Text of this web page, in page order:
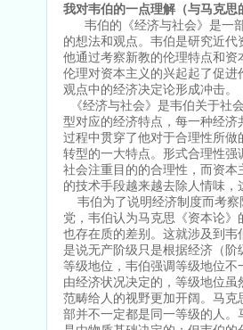
我对韦伯的一点理解（与马克思
韦伯的《经济与社会》是一部
的想法和观点。韦伯是研究近
他通过考察新教的伦理特点和
伦理对资本主义的兴起起了促
观点中的经济决定论形成冲击。
《经济与社会》是韦伯关于社
型对应的经济特点，每一种经
过程中贯穿了他对于合理性所
转型的一大特点。形式合理性
社会注重目的的合理性，而资
的技术手段越来越去除人情味
韦伯为了说明经济制度而考察
党，韦伯认为马克思《资本论
也存在质的差别。这就涉及到
是说无产阶级只是根据经济（
等级地位，韦伯强调等级地位
由经济状况决定的，等级地位
范畴给人的视野更加开阔。马
部并不一定都是同一等级的人